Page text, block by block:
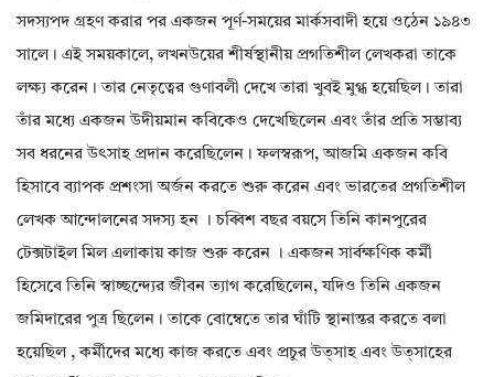
সদস্যপদ গ্রহণ করার পর একজন পূর্ণ-সময়ের মার্কসবাদী হয়ে ওঠেন ১৯৪৩
সালে। এই সময়কালে, লখনউয়ের শীর্ষস্থানীয় প্রগতিশীল লেখকরা তাকে
লক্ষ্য করেন। তার নেতৃত্বের গুণাবলী দেখে তারা খুবই মুগ্ধ হয়েছিল। তারা
তাঁর মধ্যে একজন উদীয়মান কবিকেও দেখেছিলেন এবং তাঁর প্রতি সম্ভাব্য
সব ধরনের উৎসাহ প্রদান করেছিলেন। ফলস্বরূপ, আজমি একজন কবি
হিসাবে ব্যাপক প্রশংসা অর্জন করতে শুরু করেন এবং ভারতের প্রগতিশীল
লেখক আন্দোলনের সদস্য হন । চব্বিশ বছর বয়সে তিনি কানপুরের
টেক্সটাইল মিল এলাকায় কাজ শুরু করেন । একজন সার্বক্ষণিক কর্মী
হিসেবে তিনি স্বাচ্ছন্দ্যের জীবন ত্যাগ করেছিলেন, যদিও তিনি একজন
জমিদারের পুত্র ছিলেন। তাকে বোম্বেতে তার ঘাঁটি স্থানান্তর করতে বলা
হয়েছিল , কর্মীদের মধ্যে কাজ করতে এবং প্রচুর উত্সাহ এবং উত্সাহের